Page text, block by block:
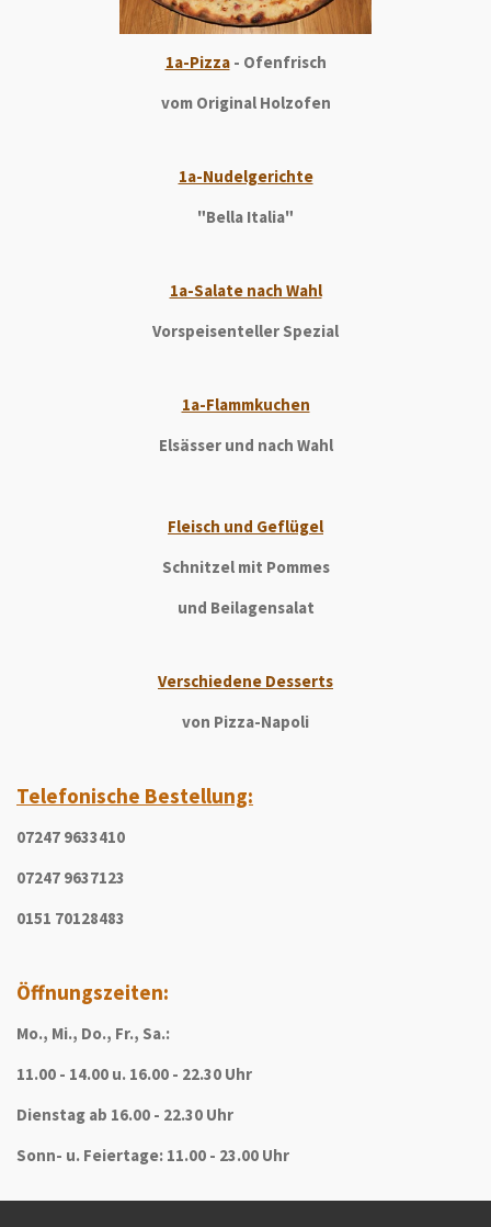
1a-Pizza- Ofenfrisch
vom Original Holzofen
1a-Nudelgerichte
"Bella Italia"
1a-Salate nach Wahl
Vorspeisenteller Spezial
1a-Flammkuchen
Elsässer und nach Wahl
Fleisch und Geflügel
Schnitzel mit Pommes
und Beilagensalat
Verschiedene Desserts
von Pizza-Napoli
Telefonische Bestellung:
07247 9633410
07247 9637123
0151 70128483
Öffnungszeiten:
Mo., Mi., Do., Fr., Sa.:
11.00 - 14.00 u. 16.00 - 22.30 Uhr
Dienstag ab 16.00 - 22.30 Uhr
Sonn- u. Feiertage: 11.00 - 23.00 Uhr